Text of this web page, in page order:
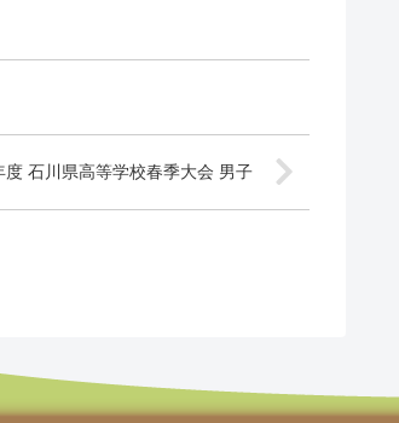
度 石川県高等学校春季大会 男子